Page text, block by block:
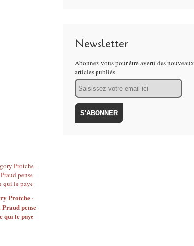
Protche -
Praud pense
qui le paye
Newsletter
Abonnez-vous pour être averti des nouveaux
articles publiés.
Email